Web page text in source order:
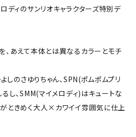
ロディのサンリオキャラクターズ特別デ
、あえて本体とは異なるカラーとモチ
しのさゆりちゃん、SPN(ポムポムプリ
し、SMM(マイメロディ)はキュートな
ときめく大人×カワイイ雰囲気に仕上